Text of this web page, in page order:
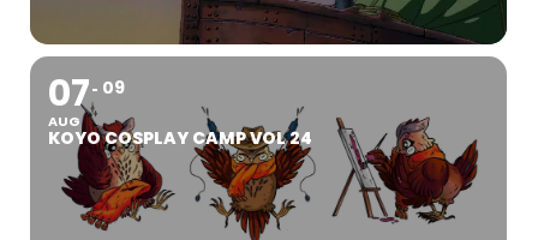
07
AUG
09
KOYO COSPLAY CAMP VOL 24